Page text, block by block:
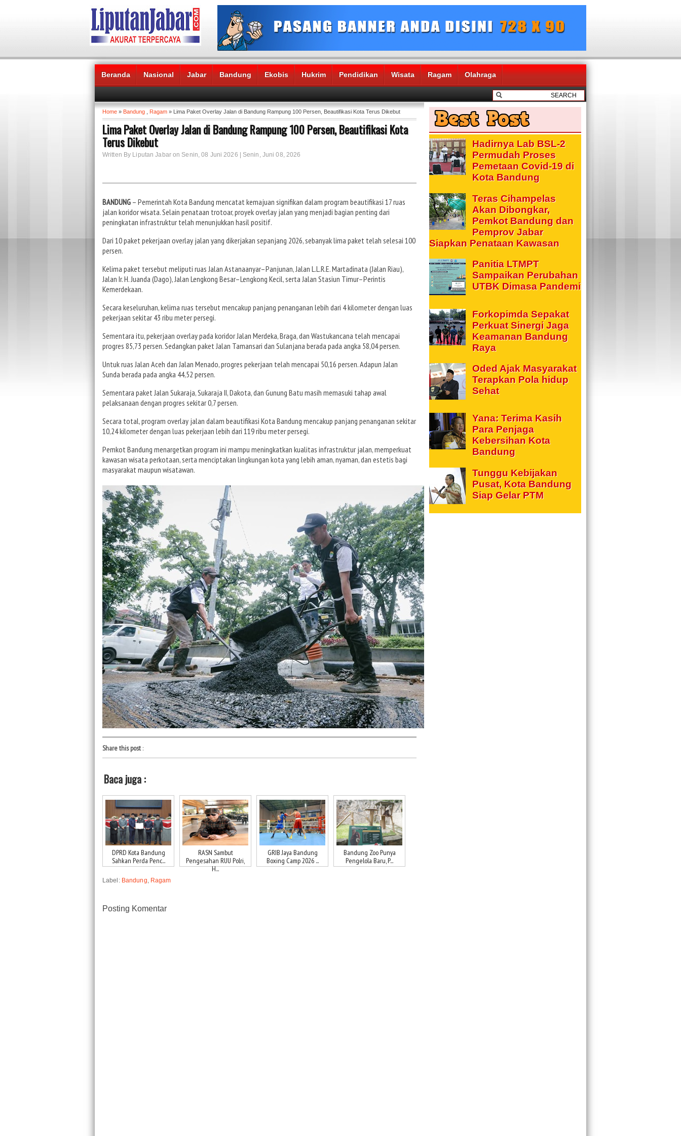
Beranda Nasional Jabar Bandung Ekobis Hukrim Pendidikan Wisata Ragam Olahraga
Headlines News :
Home » Bandung Ragam » Lima Paket Overlay Jalan di Bandung Rampung 100 Persen, Beautifikasi Kota Terus Dikebut
Lima Paket Overlay Jalan di Bandung Rampung 100 Persen, Beautifikasi Kota
Terus Dikebut
Written By Liputan Jabar on Senin, 08 Juni 2026 | Senin, Juni 08, 2026
BANDUNG – Pemerintah Kota Bandung mencatat kemajuan signifikan dalam program beautifikasi 17 ruas
jalan koridor wisata. Selain penataan trotoar, proyek overlay jalan yang menjadi bagian penting dari
peningkatan infrastruktur telah menunjukkan hasil positif.
Dari 10 paket pekerjaan overlay jalan yang dikerjakan sepanjang 2026, sebanyak lima paket telah selesai 100
persen.
Kelima paket tersebut meliputi ruas Jalan Astanaanyar–Panjunan, Jalan L.L.R.E. Martadinata (Jalan Riau),
Jalan Ir. H. Juanda (Dago), Jalan Lengkong Besar–Lengkong Kecil, serta Jalan Stasiun Timur–Perintis
Kemerdekaan.
Secara keseluruhan, kelima ruas tersebut mencakup panjang penanganan lebih dari 4 kilometer dengan luas
pekerjaan sekitar 43 ribu meter persegi.
Sementara itu, pekerjaan overlay pada koridor Jalan Merdeka, Braga, dan Wastukancana telah mencapai
progres 85,73 persen. Sedangkan paket Jalan Tamansari dan Sulanjana berada pada angka 58,04 persen.
Untuk ruas Jalan Aceh dan Jalan Menado, progres pekerjaan telah mencapai 50,16 persen. Adapun Jalan
Sunda berada pada angka 44,52 persen.
Sementara paket Jalan Sukaraja, Sukaraja II, Dakota, dan Gunung Batu masih memasuki tahap awal
pelaksanaan dengan progres sekitar 0,7 persen.
Secara total, program overlay jalan dalam beautifikasi Kota Bandung mencakup panjang penanganan sekitar
10,24 kilometer dengan luas pekerjaan lebih dari 119 ribu meter persegi.
Pemkot Bandung menargetkan program ini mampu meningkatkan kualitas infrastruktur jalan, memperkuat
kawasan wisata perkotaan, serta menciptakan lingkungan kota yang lebih aman, nyaman, dan estetis bagi
masyarakat maupun wisatawan.
Share this post:
Baca juga :
DPRD Kota Bandung
Sahkan Perda Penc...
RASN Sambut
Pengesahan RUU Polri,
H...
GRIB Jaya Bandung
Boxing Camp 2026 ...
Bandung Zoo Punya
Pengelola Baru, P...
Label: Bandung Ragam
Posting Komentar
Hadirnya Lab BSL-2
Permudah Proses
Pemetaan Covid-19 di
Kota Bandung
Teras Cihampelas
Akan Dibongkar,
Pemkot Bandung dan
Pemprov Jabar
Siapkan Penataan Kawasan
Panitia LTMPT
Sampaikan Perubahan
UTBK Dimasa Pandemi
Forkopimda Sepakat
Perkuat Sinergi Jaga
Keamanan Bandung
Raya
Oded Ajak Masyarakat
Terapkan Pola hidup
Sehat
Yana: Terima Kasih
Para Penjaga
Kebersihan Kota
Bandung
Tunggu Kebijakan
Pusat, Kota Bandung
Siap Gelar PTM